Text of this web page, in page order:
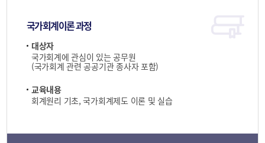
국가회계이론 과정
대상자
국가회계에 관심이 있는 공무원
(국가회계 관련 공공기관 종사자 포함)
교육내용
회계원리 기초, 국가회계제도 이론 및 실습